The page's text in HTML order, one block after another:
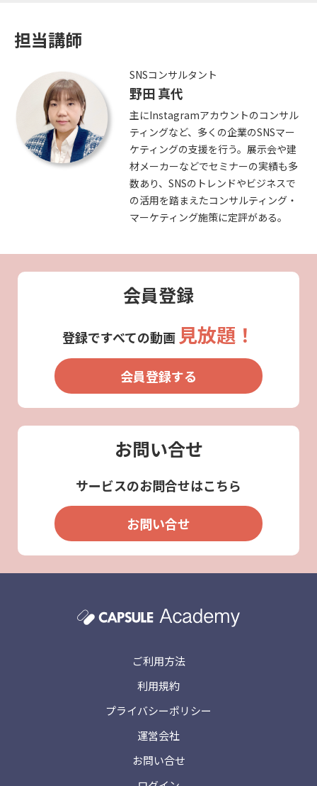
担当講師
SNSコンサルタント
野田 真代
主にInstagramアカウントのコンサル
ティングなど、多くの企業のSNSマー
ケティングの支援を行う。展示会や建
材メーカーなどでセミナーの実績も多
数あり、SNSのトレンドやビジネスで
の活用を踏まえたコンサルティング・
マーケティング施策に定評がある。
会員登録
登録ですべての動画 見放題！
会員登録する
お問い合せ
サービスのお問合せはこちら
お問い合せ
ご利用方法
利用規約
プライバシーポリシー
運営会社
お問い合せ